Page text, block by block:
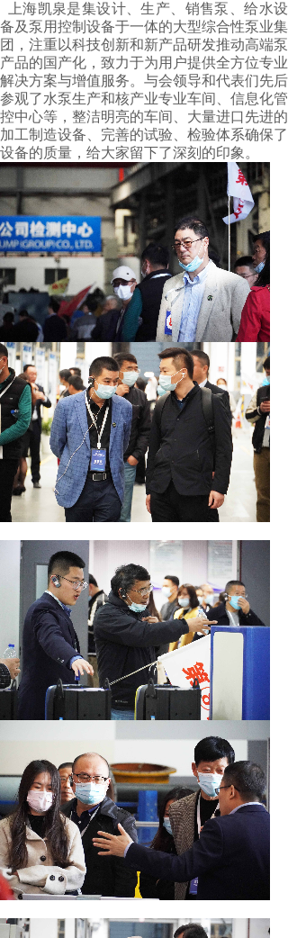
上海凯泉是集设计、生产、销售泵、给水设
备及泵用控制设备于一体的大型综合性泵业集
团，注重以科技创新和新产品研发推动高端泵
产品的国产化，致力于为用户提供全方位专业
解决方案与增值服务。与会领导和代表们先后
参观了水泵生产和核产业专业车间、信息化管
控中心等，整洁明亮的车间、大量进口先进的
加工制造设备、完善的试验、检验体系确保了
设备的质量，给大家留下了深刻的印象。